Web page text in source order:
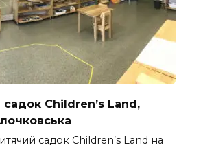
Children’s Land,
садок Children’s Land на